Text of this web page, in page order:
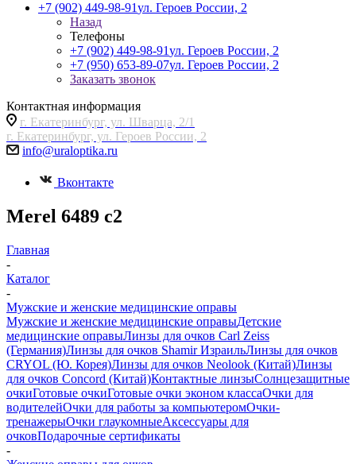
+7 (902) 449-98-91ул. Героев России, 2
Назад
Телефоны
+7 (902) 449-98-91ул. Героев России, 2
+7 (950) 653-89-07ул. Героев России, 2
Заказать звонок
Контактная информация
г. Екатеринбург, ул. Шварца, 2/1
г. Екатеринбург, ул. Героев России, 2
info@uraloptika.ru
Вконтакте
Merel 6489 с2
Главная
-
Каталог
-
Мужские и женские медицинские оправы
Мужские и женские медицинские оправыДетские
медицинские оправыЛинзы для очков Carl Zeiss
(Германия)Линзы для очков Shamir ИзраильЛинзы для очков
CRYOL (Ю. Корея)Линзы для очков Neolook (Китай)Линзы
для очков Concord (Китай)Контактные линзыСолнцезащитные
очкиГотовые очкиГотовые очки эконом классаОчки для
водителейОчки для работы за компьютеромОчки-
тренажерыОчки глаукомныеАксессуары для
очковПодарочные сертификаты
-